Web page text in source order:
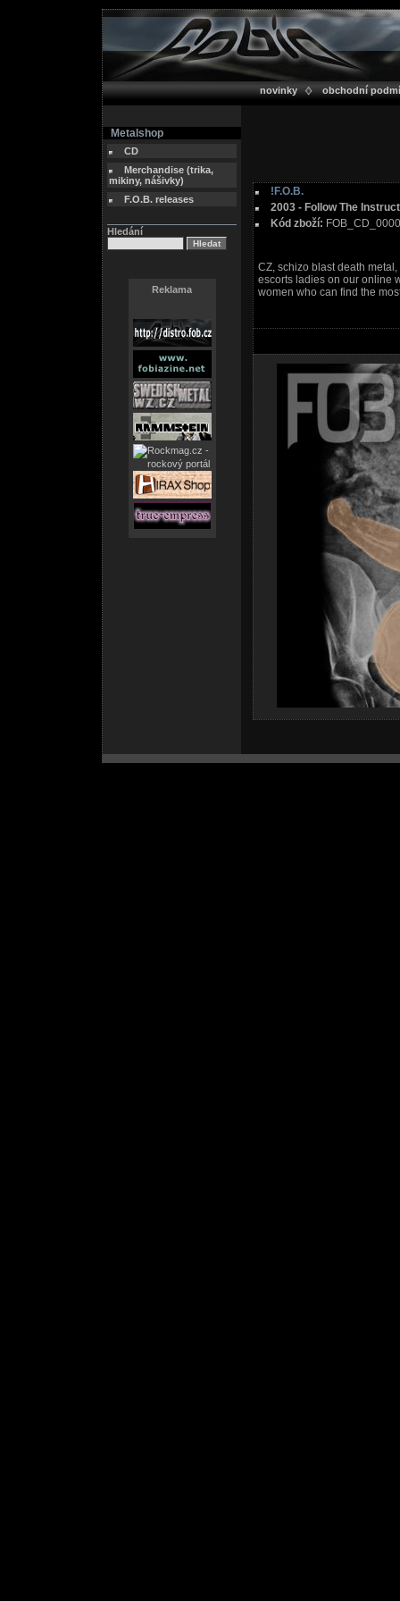
novinky obchodní
Metalshop
CD
Merchandise (trika,
mikiny, nášivky)
F.O.B. releases
Hledání
Reklama
!F.O.B.
2003 - Follow The
Kód zboží:
CZ, schizo blast death
escorts ladies on our online
women who can find the